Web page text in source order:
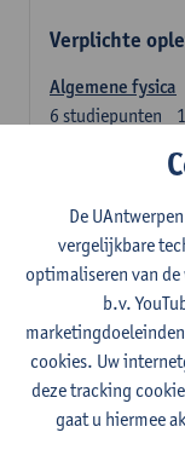
Verplichte
Algemene fysica
6 studiepunten
studiepunten
Lesgever(s):
Algemene
7studiepunten
Lesgever(s):
Studium
1: onderzoek in
De
vergelijkbare
optimaliseren van
b.v.
cookies. Uw
deze tracking
gaat u hiermee